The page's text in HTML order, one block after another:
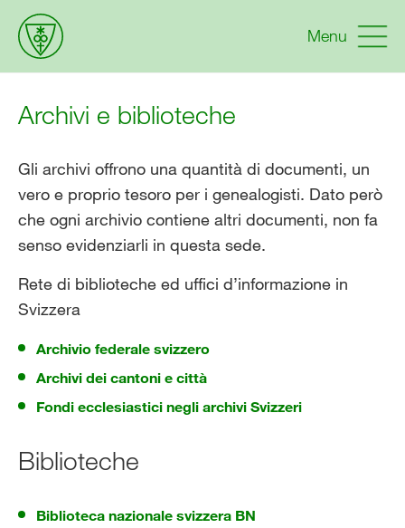
Menu
Archivi e biblioteche
Gli archivi offrono una quantità di documenti, un
vero e proprio tesoro per i genealogisti. Dato però
che ogni archivio contiene altri documenti, non fa
senso evidenziarli in questa sede.
Rete di biblioteche ed uffici d’informazione in
Svizzera
Archivio federale svizzero
Archivi dei cantoni e città
Fondi ecclesiastici negli archivi Svizzeri
Biblioteche
Biblioteca nazionale svizzera BN